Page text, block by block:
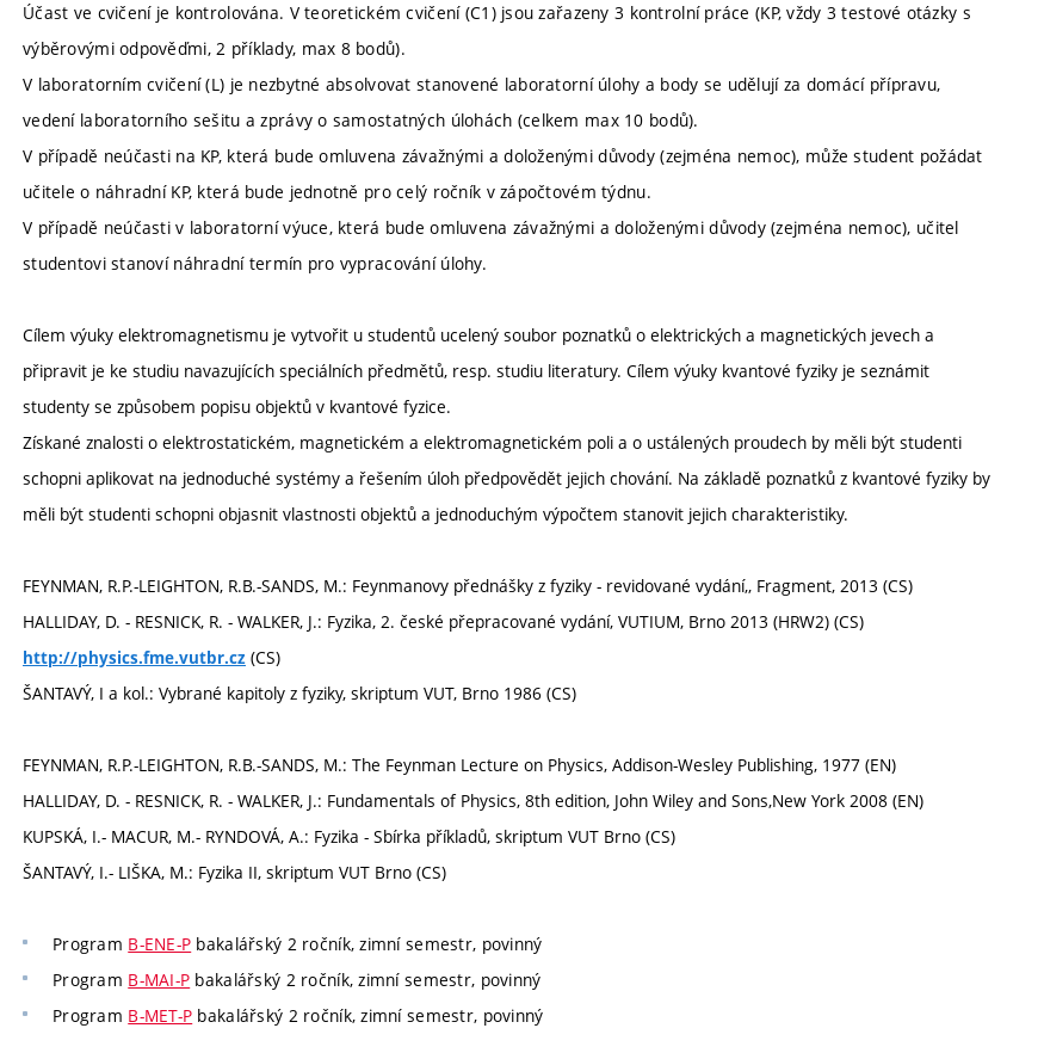
Účast ve cvičení je kontrolována. V teoretickém cvičení (C1) jsou zařazeny 3 kontrolní práce (KP, vždy 3 testové otázky s
výběrovými odpověďmi, 2 příklady, max 8 bodů).
V laboratorním cvičení (L) je nezbytné absolvovat stanovené laboratorní úlohy a body se udělují za domácí přípravu,
vedení laboratorního sešitu a zprávy o samostatných úlohách (celkem max 10 bodů).
V případě neúčasti na KP, která bude omluvena závažnými a doloženými důvody (zejména nemoc), může student požádat
učitele o náhradní KP, která bude jednotně pro celý ročník v zápočtovém týdnu.
V případě neúčasti v laboratorní výuce, která bude omluvena závažnými a doloženými důvody (zejména nemoc), učitel
studentovi stanoví náhradní termín pro vypracování úlohy.
Cílem výuky elektromagnetismu je vytvořit u studentů ucelený soubor poznatků o elektrických a magnetických jevech a
připravit je ke studiu navazujících speciálních předmětů, resp. studiu literatury. Cílem výuky kvantové fyziky je seznámit
studenty se způsobem popisu objektů v kvantové fyzice.
Získané znalosti o elektrostatickém, magnetickém a elektromagnetickém poli a o ustálených proudech by měli být studenti
schopni aplikovat na jednoduché systémy a řešením úloh předpovědět jejich chování. Na základě poznatků z kvantové fyziky by
měli být studenti schopni objasnit vlastnosti objektů a jednoduchým výpočtem stanovit jejich charakteristiky.
FEYNMAN, R.P.-LEIGHTON, R.B.-SANDS, M.: Feynmanovy přednášky z fyziky - revidované vydání,, Fragment, 2013 (CS)
HALLIDAY, D. - RESNICK, R. - WALKER, J.: Fyzika, 2. české přepracované vydání, VUTIUM, Brno 2013 (HRW2) (CS)
http://physics.fme.vutbr.cz (CS)
ŠANTAVÝ, I a kol.: Vybrané kapitoly z fyziky, skriptum VUT, Brno 1986 (CS)
FEYNMAN, R.P.-LEIGHTON, R.B.-SANDS, M.: The Feynman Lecture on Physics, Addison-Wesley Publishing, 1977 (EN)
HALLIDAY, D. - RESNICK, R. - WALKER, J.: Fundamentals of Physics, 8th edition, John Wiley and Sons,New York 2008 (EN)
KUPSKÁ, I.- MACUR, M.- RYNDOVÁ, A.: Fyzika - Sbírka příkladů, skriptum VUT Brno (CS)
ŠANTAVÝ, I.- LIŠKA, M.: Fyzika II, skriptum VUT Brno (CS)
Program B-ENE-P bakalářský 2 ročník, zimní semestr, povinný
Program B-MAI-P bakalářský 2 ročník, zimní semestr, povinný
Program B-MET-P bakalářský 2 ročník, zimní semestr, povinný